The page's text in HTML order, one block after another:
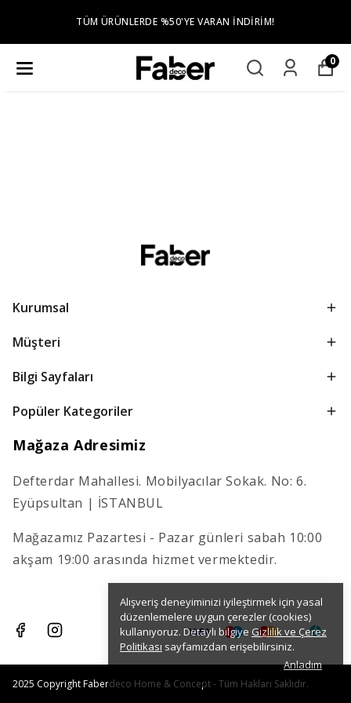
TÜM ÜRÜNLERDE %50'YE VARAN İNDIRIM!
0
Alışveriş deneyiminizi iyileştirmek için yasal
düzenlemelere uygun çerezler (cookies)
kullanıyoruz. Detaylı bilgiye Gizlilik ve Çerez
Politikası sayfamızdan erişebilirsiniz.
Anladım
Kurumsal
Müşteri
Bilgi Sayfaları
Popüler Kategoriler
Mağaza Adresimiz
Defterdar Mahallesi. Mobilyacılar Sokak. No: 6.
Eyüpsultan | İSTANBUL
Mağazamız Pazartesi - Pazar günleri sabah 10:00
akşam 19:00 arasında hizmet vermektedir.
2025 Copyright Faberdeco Home & Concept - Tüm Hakları Saklıdır.